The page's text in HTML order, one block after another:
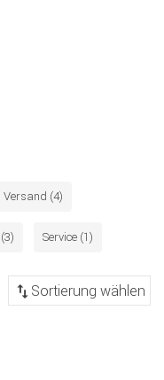
Versand (4)
Service (1)